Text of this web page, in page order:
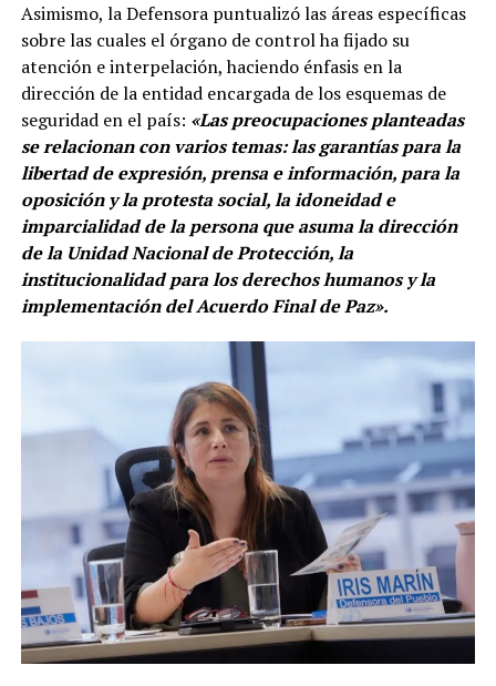
Asimismo, la Defensora puntualizó las áreas específicas
sobre las cuales el órgano de control ha fijado su
atención e interpelación, haciendo énfasis en la
dirección de la entidad encargada de los esquemas de
seguridad en el país: «Las preocupaciones planteadas
se relacionan con varios temas: las garantías para la
libertad de expresión, prensa e información, para la
oposición y la protesta social, la idoneidad e
imparcialidad de la persona que asuma la dirección
de la Unidad Nacional de Protección, la
institucionalidad para los derechos humanos y la
implementación del Acuerdo Final de Paz».